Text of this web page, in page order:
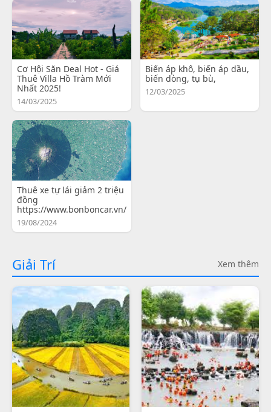
Cơ Hội Săn Deal Hot - Giá
Thuê Villa Hồ Tràm Mới
Nhất 2025!
14/03/2025
Biến áp khô, biến áp dầu,
biến dòng, tụ bù,
12/03/2025
Thuê xe tự lái giảm 2 triệu
đồng
https://www.bonboncar.vn/
19/08/2024
Giải Trí Xem thêm